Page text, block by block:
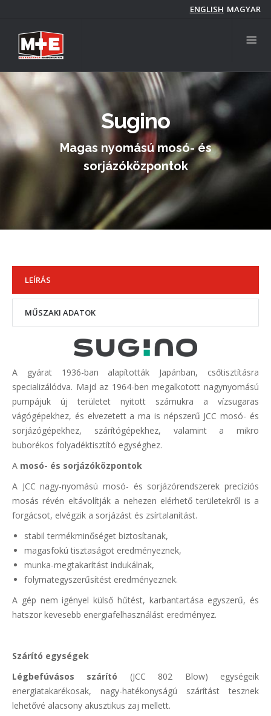
tartalomra
ENGLISH MAGYAR
Sugino
Magas nyomású mosó- és
sorjázóközpontok
LEÍRÁS
MŰSZAKI ADATOK
A gyárat 1936-ban alapították Japánban, csőtisztításra
specializálódva. Majd az 1964-ben megalkotott nagynyomású
pumpájuk új területet nyitott számukra a vízsugaras
vágógépekhez, és elvezetett a ma is népszerű JCC mosó- és
sorjázógépekhez, szárítógépekhez, valamint a mikro
buborékos folyadéktisztító egységhez.
A mosó- és sorjázóközpontok
A JCC nagy-nyomású mosó- és sorjázórendszerek precíziós
mosás révén eltávolítják a nehezen elérhető területekről is a
forgácsot, elvégzik a sorjázást és zsírtalanítást.
stabil termékminőséget biztosítanak,
magasfokú tisztaságot eredményeznek,
munka-megtakarítást indukálnak,
folymategyszerűsítést eredményeznek.
A gép nem igényel külső hűtést, karbantartása egyszerű, és
hatszor kevesebb energiafelhasználást eredményez.
Szárító egységek
Légbefúvásos szárító (JCC 802 Blow) egységeik
energiatakarékosak, nagy-hatékonyságú szárítást tesznek
lehetővé alacsony akusztikus zaj mellett.